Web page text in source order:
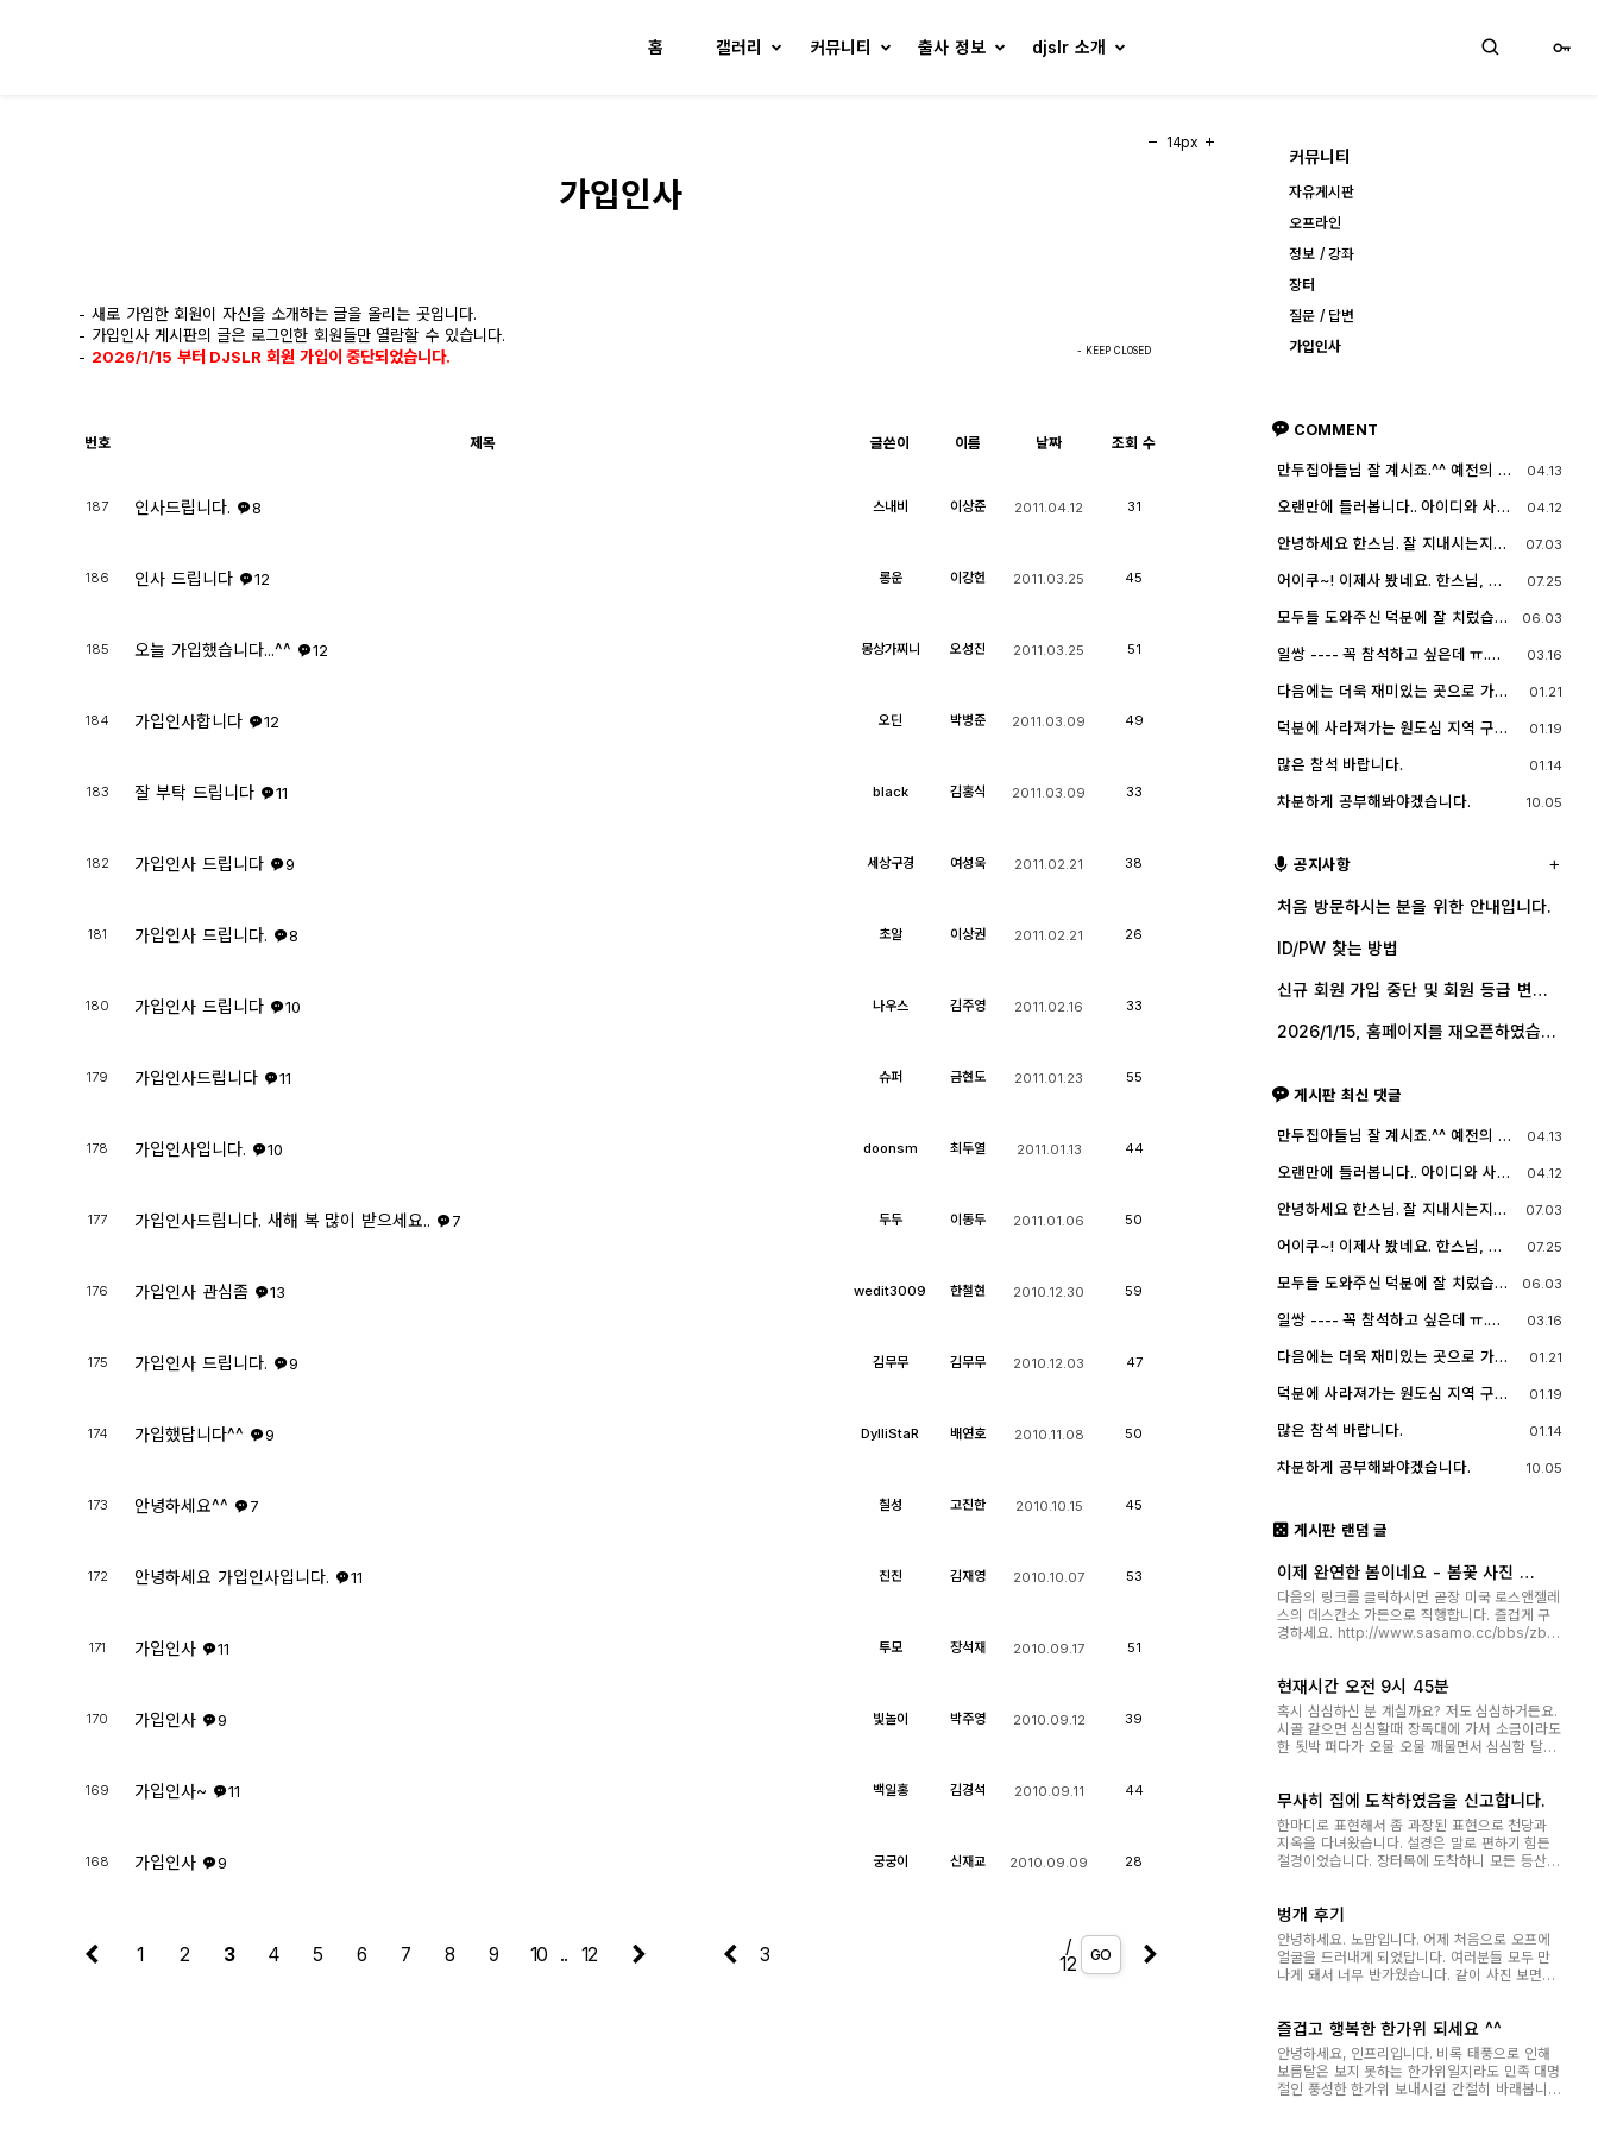
홈 갤러리 커뮤니티 출사 정보 djslr 소개
가입인사
14px
- 새로 가입한 회원이 자신을 소개하는 글을 올리는 곳입니다.
- 가입인사 게시판의 글은 로그인한 회원들만 열람할 수 있습니다.
- 2026/1/15 부터 DJSLR 회원 가입이 중단되었습니다. - KEEP CLOSED
번호 제목 글쓴이 이름 날짜 조회 수
187 인사드립니다. 8 스내비 이상준 2011.04.12 31
186 인사 드립니다 12 롱운 이강헌 2011.03.25 45
185 오늘 가입했습니다...^^ 12 몽상가찌니 오성진 2011.03.25 51
184 가입인사합니다 12 오딘 박병준 2011.03.09 49
183 잘 부탁 드립니다 11 black 김홍식 2011.03.09 33
182 가입인사 드립니다 9 세상구경 여성욱 2011.02.21 38
181 가입인사 드립니다. 8 초알 이상권 2011.02.21 26
180 가입인사 드립니다 10 나우스 김주영 2011.02.16 33
179 가입인사드립니다 11 슈퍼 금현도 2011.01.23 55
178 가입인사입니다. 10 doonsm 최두열 2011.01.13 44
177 가입인사드립니다. 새해 복 많이 받으세요.. 7 두두 이동두 2011.01.06 50
176 가입인사 관심좀 13 wedit3009 한철현 2010.12.30 59
175 가입인사 드립니다. 9 김무무 김무무 2010.12.03 47
174 가입했답니다^^ 9 DylliStaR 배연호 2010.11.08 50
173 안녕하세요^^ 7 칠성 고진한 2010.10.15 45
172 안녕하세요 가입인사입니다. 11 진진 김재영 2010.10.07 53
171 가입인사 11 투모 장석재 2010.09.17 51
170 가입인사 9 빛놀이 박주영 2010.09.12 39
169 가입인사~ 11 백일홍 김경석 2010.09.11 44
168 가입인사 9 궁궁이 신재교 2010.09.09 28
1 2 3 4 5 6 7 8 9 10 .. 12 /
12 GO
커뮤니티
자유게시판
오프라인
정보 / 강좌
장터
질문 / 답변
가입인사
COMMENT
만두집아들님 잘 계시죠.^^ 예전의 그
기억이 납니다. ^^;; djslr 홈페이지 활
동 및 사진 활동이 예전 같지는 않지
만, 동호회 활동의 추억을 남길 겸 가
능한 계속 홈페이지를 유지할 예정입
요.^^
04.13
오랜만에 들러봅니다.. 아이디와 사진
네요^^.. 다들 잘 지내시죠? 제가 이곳
에서 활동할때 까마득했던 회원님들
이었는데 이제 제가 그 나이가 되버렸
습니다^^..
04.12
안녕하세요 한스님. 잘 지내시는지
시간이었습니다
07.03
어이쿠~! 이제사 봤네요. 한스님, 안
07.25
모두들 도와주신 덕분에 잘 치렀습니
06.03
일쌍 ---- 꼭 참석하고 싶은데 ㅠ.
다. (다음에 개인적으로 들리겠습니
다)
03.16
다음에는 더욱 재미있는 곳으로 가보
네요.
01.21
덕분에 사라져가는 원도심 지역 구경
01.19
많은 참석 바랍니다. 01.14
차분하게 공부해봐야겠습니다. 10.05
공지사항
처음 방문하시는 분을 위한 안내입니다.
ID/PW 찾는 방법
신규 회원 가입 중단 및 회원 등급 변경
2026/1/15, 홈페이지를 재오픈하였습니
게시판 최신 댓글
만두집아들님 잘 계시죠.^^ 예전의 그
기억이 납니다. ^^;; djslr 홈페이지 활
동 및 사진 활동이 예전 같지는 않지
만, 동호회 활동의 추억을 남길 겸 가
능한 계속 홈페이지를 유지할 예정입
요.^^
04.13
오랜만에 들러봅니다.. 아이디와 사진
네요^^.. 다들 잘 지내시죠? 제가 이곳
에서 활동할때 까마득했던 회원님들
이었는데 이제 제가 그 나이가 되버렸
습니다^^..
04.12
안녕하세요 한스님. 잘 지내시는지
시간이었습니다
07.03
어이쿠~! 이제사 봤네요. 한스님, 안
07.25
모두들 도와주신 덕분에 잘 치렀습니
06.03
일쌍 ---- 꼭 참석하고 싶은데 ㅠ.
다. (다음에 개인적으로 들리겠습니
다)
03.16
다음에는 더욱 재미있는 곳으로 가보
네요.
01.21
덕분에 사라져가는 원도심 지역 구경
01.19
많은 참석 바랍니다. 01.14
차분하게 공부해봐야겠습니다. 10.05
게시판 랜덤 글
이제 완연한 봄이네요 - 봄꽃 사진 구
경하세요.
다음의 링크를 클릭하시면 곧장 미국 로스앤젤레
스의 데스칸소 가든으로 직행합니다. 즐겁게 구
경하세요. http://www.sasamo.cc/bbs/zbo
arrange=headnum&desc=asc&no=641
현재시간 오전 9시 45분
혹시 심심하신 분 계실까요? 저도 심심하거든요.
시골 같으면 심심할때 장독대에 가서 소금이라도
한 됫박 퍼다가 오물 오물 깨물면서 심심함 달랠
출사도 안되고 심심해서 넉두리 좀 했습니다. 이
해해 주실거죠^^*
무사히 집에 도착하였음을 신고합니다.
한마디로 표현해서 좀 과장된 표현으로 천당과
지옥을 다녀왔습니다. 설경은 말로 편하기 힘든
절경이었습니다. 장터목에 도착하니 모든 등산로
온 급한 분이 관리소 직원들에게 사정을하니, 단
독은 안되고 4-5명 이상이면 하...
벙개 후기
안녕하세요. 노맙입니다. 어제 처음으로 오프에
얼굴을 드러내게 되었답니다. 여러분들 모두 만
나게 돼서 너무 반가웠습니다. 같이 사진 보면서
도록 하겠습니다. ㅋㅋ 출사가 자주 있었으면 합
니다. 많이 많이 배우고 싶습니...
즐겁고 행복한 한가위 되세요 ^^
안녕하세요, 인프리입니다. 비록 태풍으로 인해
보름달은 보지 못하는 한가위일지라도 민족 대명
절인 풍성한 한가위 보내시길 간절히 바래봅니